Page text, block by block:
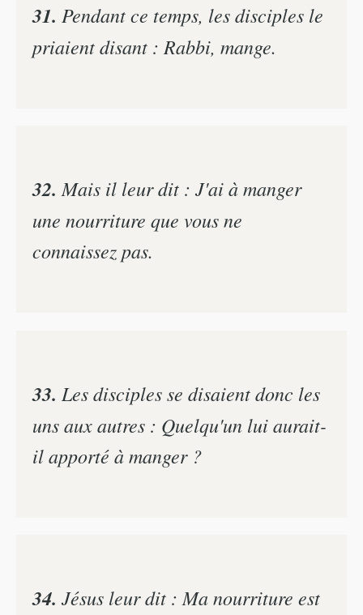
31. Pendant ce temps, les disciples le
priaient disant : Rabbi, mange.
32. Mais il leur dit : J'ai à manger
une nourriture que vous ne
connaissez pas.
33. Les disciples se disaient donc les
uns aux autres : Quelqu'un lui aurait-
il apporté à manger ?
34. Jésus leur dit : Ma nourriture est